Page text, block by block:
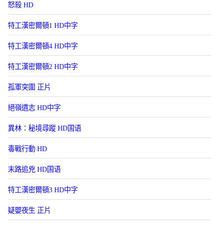
怒殺 HD
特工漢密爾頓1 HD中字
特工漢密爾頓4 HD中字
特工漢密爾頓2 HD中字
孤軍突圍 正片
絕嶺遺志 HD中字
異林：秘境尋蹤 HD国语
毒戰行動 HD
末路追兇 HD国语
特工漢密爾頓3 HD中字
疑嬰夜生 正片